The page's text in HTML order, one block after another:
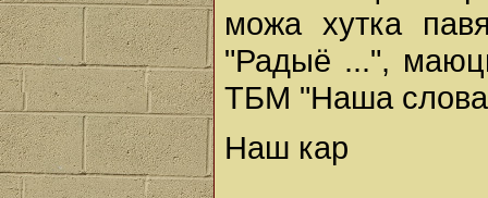
можа хутка
"Радыё ...",
ТБМ "Наша
Наш кар